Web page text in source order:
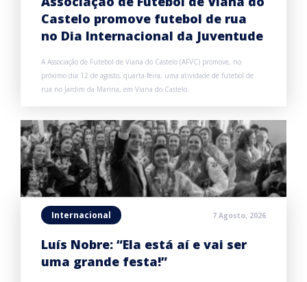
Castelo promove futebol de rua
no Dia Internacional da Juventude
A Associação de Futebol de Viana do Castelo (AFVC) promove, no
próximo dia 12 de agosto, quarta-feira, uma atividade de futebol de
rua no Jardim da Marina, em Viana do Castelo.
Internacional 7 Agosto, 2026
Luís Nobre: “Ela está aí e vai ser
uma grande festa!”